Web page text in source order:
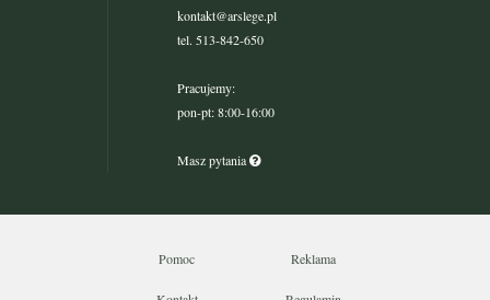
kontakt@arslege.pl
tel. 513-842-650
Pracujemy:
pon-pt: 8:00-16:00
Masz pytania
Pomoc Reklama